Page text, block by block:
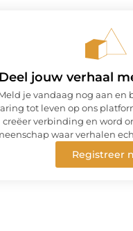
Deel jouw verhaal
je vandaag nog aan en
tot leven op ons
creëer verbinding en word
waar verhalen
Registreer